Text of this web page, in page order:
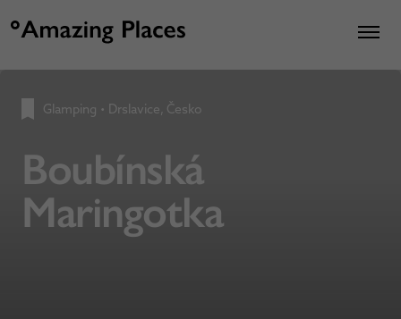
Glamping • Drslavice, Česko
Boubínská
Maringotka